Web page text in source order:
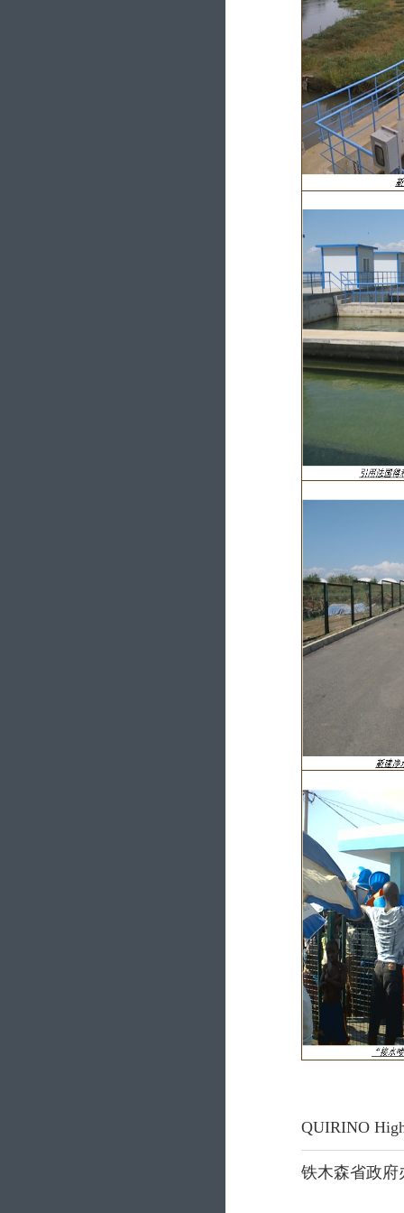
QUIRINO
铁木森省政府